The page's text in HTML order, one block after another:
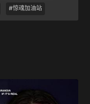
#惊魂加油站